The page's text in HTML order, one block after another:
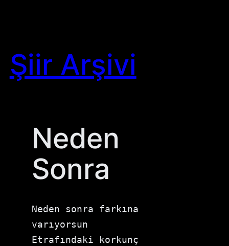
Şiir Arşivi
Neden
Sonra
Neden sonra farkına
varıyorsun
Etrafındaki korkunç